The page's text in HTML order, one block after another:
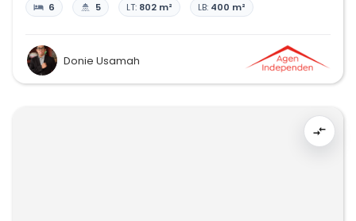
6 5 LT: 802 m² LB: 400 m²
Donie Usamah